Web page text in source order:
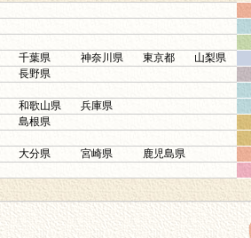
千葉県 神奈川県 東京都 山梨県
長野県
和歌山県 兵庫県
島根県
大分県 宮崎県 鹿児島県